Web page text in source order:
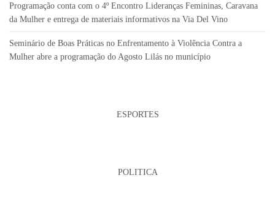
Programação conta com o 4º Encontro Lideranças Femininas, Caravana
da Mulher e entrega de materiais informativos na Via Del Vino
Seminário de Boas Práticas no Enfrentamento à Violência Contra a
Mulher abre a programação do Agosto Lilás no município
ESPORTES
POLITICA